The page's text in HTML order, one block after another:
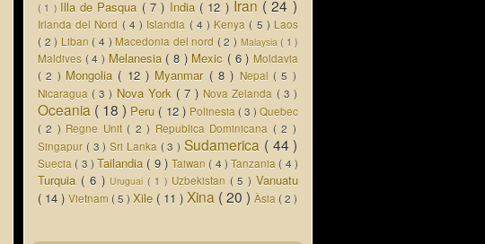
( 1 ) Illa de Pasqua ( 7 ) India ( 12 ) Iran ( 24 )
Irlanda del Nord ( 4 ) Islandia ( 4 ) Kenya ( 5 ) Laos
( 2 ) Liban ( 4 ) Macedonia del nord ( 2 ) Malaysia( 1 )
Maldives ( 4 ) Melanesia ( 8 ) Mexic ( 6 ) Moldavia
( 2 ) Mongolia ( 12 ) Myanmar ( 8 ) Nepal ( 5 )
Nicaragua ( 3 ) Nova York ( 7 ) Nova Zelanda ( 3 )
Oceania ( 18 ) Peru ( 12 ) Polinesia ( 3 )Quebec
( 2 ) Regne Unit ( 2 ) Republica Dominicana ( 2 )
Singapur ( 3 )Sri Lanka ( 3 ) Sudamerica ( 44 )
Suecia ( 3 ) Tailandia ( 9 ) Taiwan ( 4 ) Tanzania ( 4 )
Turquia ( 6 ) Uruguai( 1 ) Uzbekistan ( 5 )Vanuatu
( 14 ) Vietnam ( 5 ) Xile ( 11 ) Xina ( 20 ) Àsia ( 2 )